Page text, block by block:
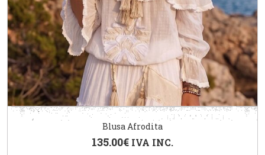
Blusa Afrodita
135.00€ IVA INC.